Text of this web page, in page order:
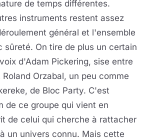
de temps différentes.
instruments restent assez
général et l'ensemble
sûreté. On tire de plus un certain
d'Adam Pickering, sise entre
Orzabal, un peu comme
de Bloc Party. C'est
de ce groupe qui vient en
de celui qui cherche à rattacher
un univers connu. Mais cette